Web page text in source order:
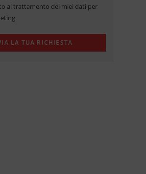
al trattamento dei miei dati per